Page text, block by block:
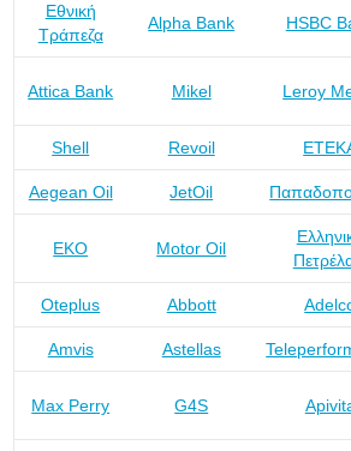
Εθνική
Τράπεζα
Alpha Bank HSBC
Attica Bank Mikel Leroy
Shell Revoil
Aegean Oil JetOil
ΕΚΟ Motor Oil
Oteplus Abbott
Amvis Astellas
Max Perry G4S